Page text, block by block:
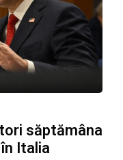
săptămâna
Italia